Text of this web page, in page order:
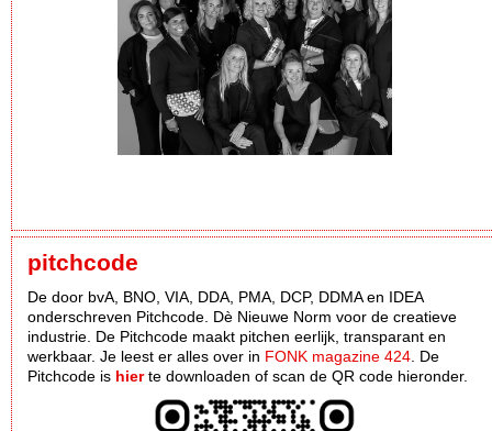
pitchcode
De door bvA, BNO, VIA, DDA, PMA, DCP, DDMA en IDEA
onderschreven Pitchcode. Dè Nieuwe Norm voor de creatieve
industrie. De Pitchcode maakt pitchen eerlijk, transparant en
werkbaar. Je leest er alles over in FONK magazine 424 . De
Pitchcode is hierte downloaden of scan de QR code hieronder.